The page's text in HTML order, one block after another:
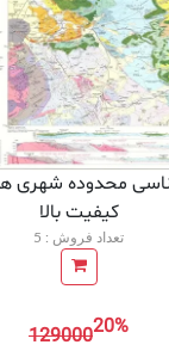
محدوده شهری
کیفیت بالا
تعداد فروش : 5
12900020%